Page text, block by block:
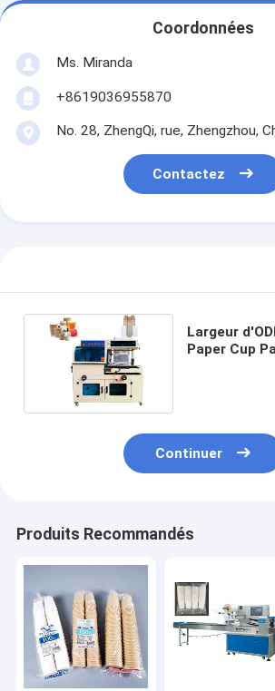
Coordonnées
Ms. Miranda
+8619036955870
No. 28, ZhengQi, rue, Zhengzhou,
Contactez
Largeur
Paper Cup
Continuer
Produits Recommandés